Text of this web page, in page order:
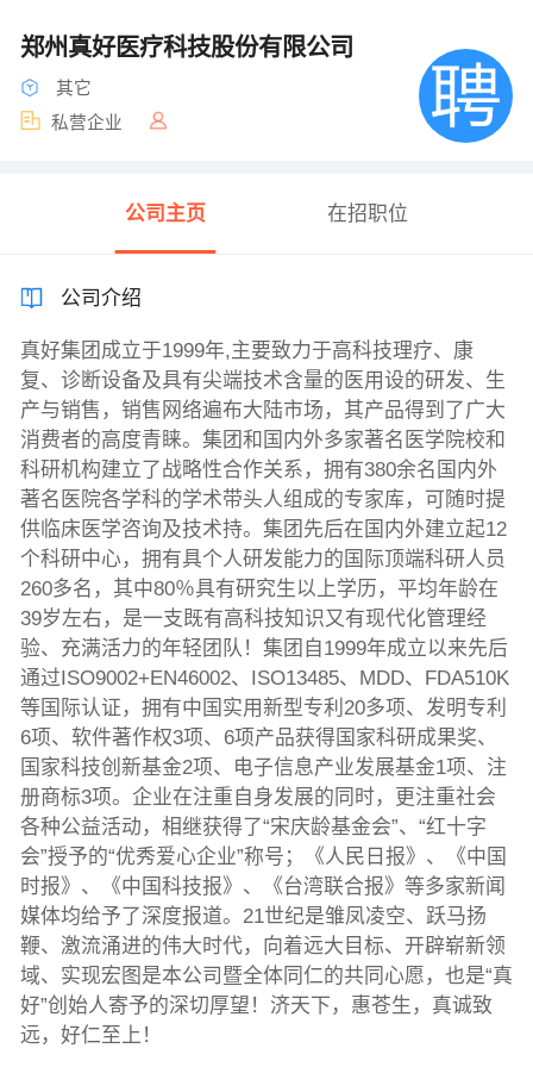
郑州真好医疗科技股份有限公司
其它
私营企业
公司主页 在招职位
公司介绍
真好集团成立于1999年,主要致力于高科技理疗、康
复、诊断设备及具有尖端技术含量的医用设的研发、生
产与销售，销售网络遍布大陆市场，其产品得到了广大
消费者的高度青睐。集团和国内外多家著名医学院校和
科研机构建立了战略性合作关系，拥有380余名国内外
著名医院各学科的学术带头人组成的专家库，可随时提
供临床医学咨询及技术持。集团先后在国内外建立起12
个科研中心，拥有具个人研发能力的国际顶端科研人员
260多名，其中80％具有研究生以上学历，平均年龄在
39岁左右，是一支既有高科技知识又有现代化管理经
验、充满活力的年轻团队！集团自1999年成立以来先后
通过ISO9002+EN46002、ISO13485、MDD、FDA510K
等国际认证，拥有中国实用新型专利20多项、发明专利
6项、软件著作权3项、6项产品获得国家科研成果奖、
国家科技创新基金2项、电子信息产业发展基金1项、注
册商标3项。企业在注重自身发展的同时，更注重社会
各种公益活动，相继获得了“宋庆龄基金会”、“红十字
会”授予的“优秀爱心企业”称号；《人民日报》、《中国
时报》、《中国科技报》、《台湾联合报》等多家新闻
媒体均给予了深度报道。21世纪是雏凤凌空、跃马扬
鞭、激流涌进的伟大时代，向着远大目标、开辟崭新领
域、实现宏图是本公司暨全体同仁的共同心愿，也是“真
好”创始人寄予的深切厚望！济天下，惠苍生，真诚致
远，好仁至上！